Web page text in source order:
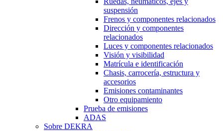
suspensión
Frenos y componentes relacionados
Dirección y componentes
relacionados
Luces y componentes relacionados
Visión y visibilidad
Matrícula e identificación
Chasis, carrocería, estructura y
accesorios
Emisiones contaminantes
Otro equipamiento
Prueba de emisiones
ADAS
Sobre DEKRA